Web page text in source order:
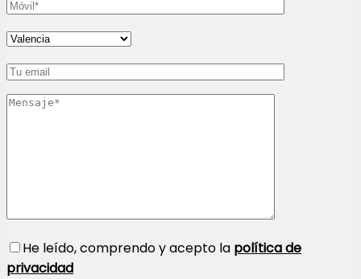
He leído, comprendo y acepto la política de
privacidad